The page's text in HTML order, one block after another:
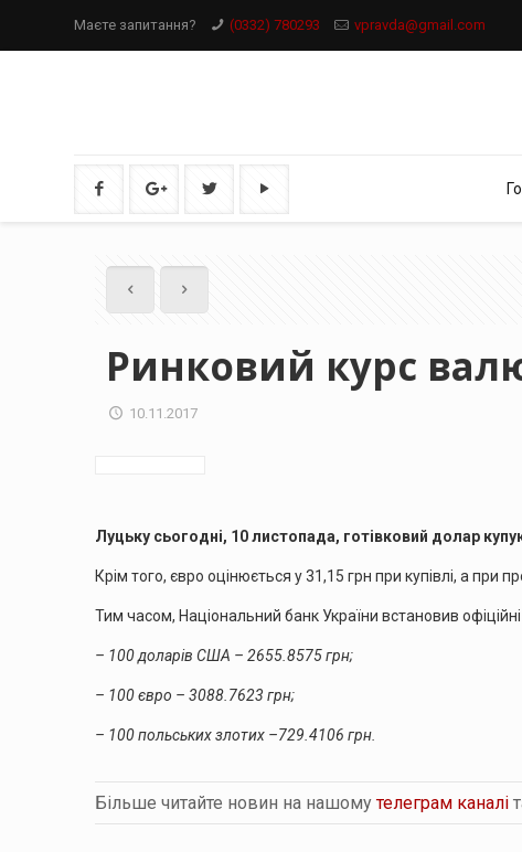
Маєте запитання? (0332) 780293 vpravda@gmail.com
Ринковий курс
10.11.2017
Луцьку сьогодні, 10 листопада, готівковий долар
Крім того, євро оцінюється у 31,15 грн при купівлі, а при
Тим часом, Національний банк України встановив офіційні
– 100 доларів США – 2655.8575грн;
– 100 євро – 3088.7623 грн;
– 100 польських злотих –729.4106 грн.
Більше читайте новин на нашомутелеграм каналі